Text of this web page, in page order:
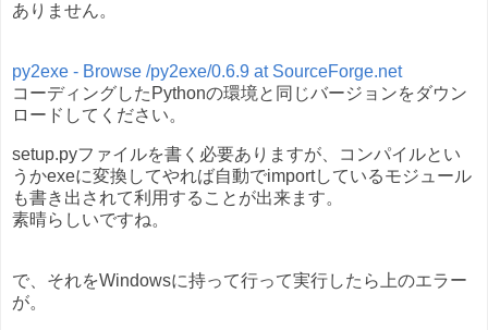
ありません。
py2exe - Browse /py2exe/0.6.9 at SourceForge.net
コーディングしたPythonの環境と同じバージョンをダウン
ロードしてください。
setup.pyファイルを書く必要ありますが、コンパイルとい
うかexeに変換してやれば自動でimportしているモジュール
も書き出されて利用することが出来ます。
素晴らしいですね。
で、それをWindowsに持って行って実行したら上のエラー
が。